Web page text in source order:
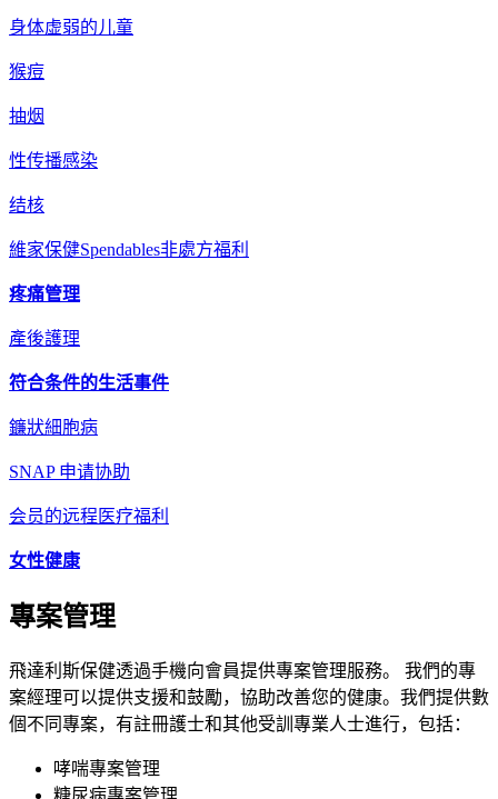
身体虚弱的儿童
猴痘
抽烟
性传播感染
结核
維家保健Spendables非處方福利
疼痛管理
產後護理
符合条件的生活事件
鐮狀細胞病
SNAP 申请协助
会员的远程医疗福利
女性健康
專案管理
飛達利斯保健透過手機向會員提供專案管理服務。 我們的專
案經理可以提供支援和鼓勵，協助改善您的健康。我們提供數
個不同專案，有註冊護士和其他受訓專業人士進行，包括：
哮喘專案管理
糖尿病專案管理